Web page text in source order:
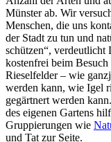
Münster ab. Wir
Menschen, die uns
der Stadt zu tun und
schützen“,
kostenfrei beim
Rieselfelder – wie
werden kann, wie Igel
gegärtnert werden
des eigenen Gartens
Gruppierungen wie
und Tat zur Seite.